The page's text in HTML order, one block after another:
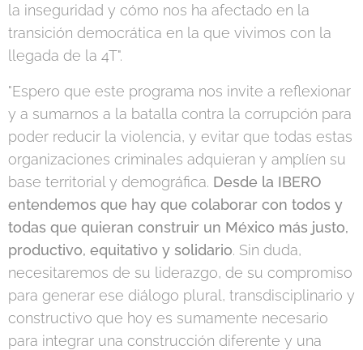
la inseguridad y cómo nos ha afectado en la
transición democrática en la que vivimos con la
llegada de la 4T".
"Espero que este programa nos invite a reflexionar
y a sumarnos a la batalla contra la corrupción para
poder reducir la violencia, y evitar que todas estas
organizaciones criminales adquieran y amplíen su
base territorial y demográfica. Desde la IBERO
entendemos que hay que colaborar con todos y
todas que quieran construir un México más justo,
productivo, equitativo y solidario. Sin duda,
necesitaremos de su liderazgo, de su compromiso
para generar ese diálogo plural, transdisciplinario y
constructivo que hoy es sumamente necesario
para integrar una construcción diferente y una